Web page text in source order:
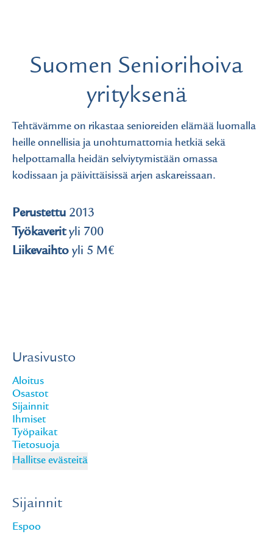
Suomen Seniorihoiva
yrityksenä
Tehtävämme on rikastaa senioreiden elämää luomalla
heille onnellisia ja unohtumattomia hetkiä sekä
helpottamalla heidän selviytymistään omassa
kodissaan ja päivittäisissä arjen askareissaan.
Perustettu 2013
Työkaverityli 700
Liikevaihto yli 5 M€
Urasivusto
Aloitus
Osastot
Sijainnit
Ihmiset
Työpaikat
Tietosuoja
Hallitse evästeitä
Sijainnit
Espoo